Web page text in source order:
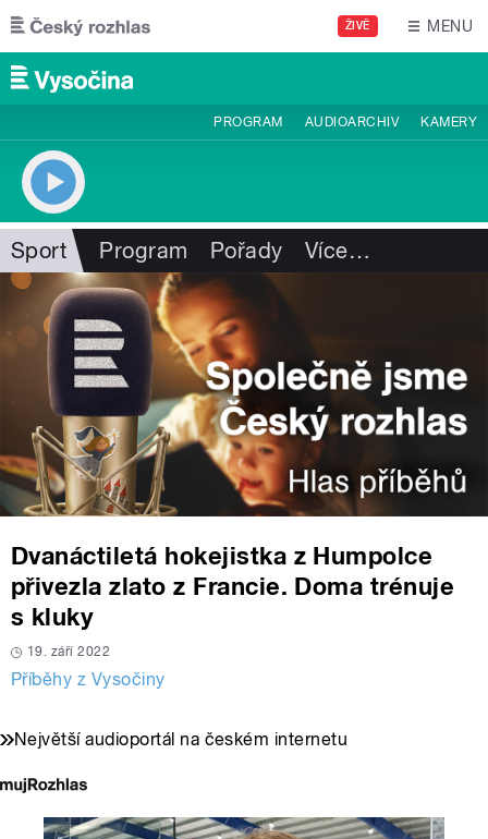
Přejít k hlavnímu obsahu
ŽIVĚ MENU
PROGRAM AUDIOARCHIV KAMERY
Sport Program Pořady Více…
Dvanáctiletá hokejistka z Humpolce
přivezla zlato z Francie. Doma trénuje
s kluky
19. září 2022
Příběhy z Vysočiny
Největší audioportál na českém internetu